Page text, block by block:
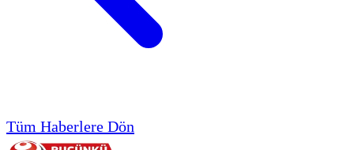
Tüm Haberlere Dön